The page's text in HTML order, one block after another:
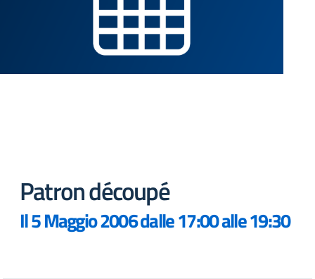
Patron découpé
Il 5 Maggio 2006 dalle 17:00 alle 19:30